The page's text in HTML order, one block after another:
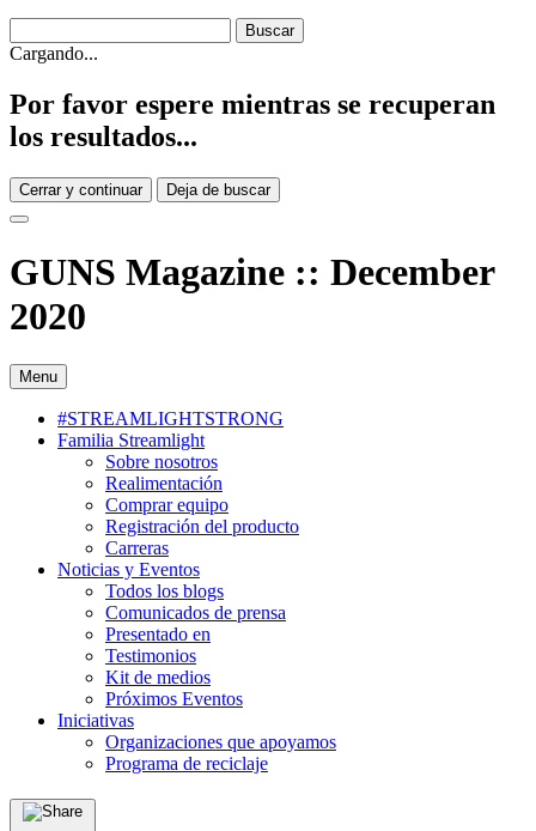
Cargando...
Por favor espere mientras se recuperan
los resultados...
Cerrar y continuar Deja de buscar
GUNS Magazine :: December
2020
Menu
#STREAMLIGHTSTRONG
Familia Streamlight
Sobre nosotros
Realimentación
Comprar equipo
Registración del producto
Carreras
Noticias y Eventos
Todos los blogs
Comunicados de prensa
Presentado en
Testimonios
Kit de medios
Próximos Eventos
Iniciativas
Organizaciones que apoyamos
Programa de reciclaje